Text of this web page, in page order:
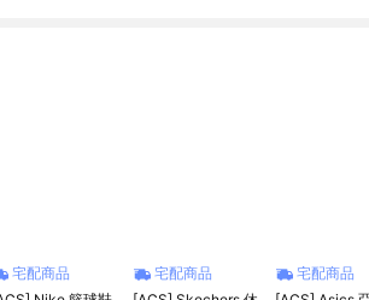
宅配商品
宅配商品
宅配商品